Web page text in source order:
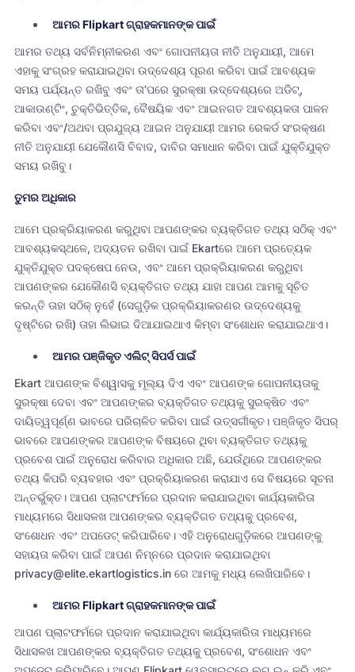
ଆମର Flipkart ଗ୍ରାହକମାନଙ୍କ ପାଇଁ
ଆମର ତଥ୍ୟ ସର୍ବନିମ୍ନୀକରଣ ଏବଂ ଗୋପନୀୟତା ନୀତି ଅନୁଯାୟୀ, ଆମେ
ଏହାକୁ ସଂଗ୍ରହ କରାଯାଇଥିବା ଉଦ୍ଦେଶ୍ୟ ପୂରଣ କରିବା ପାଇଁ ଆବଶ୍ୟକ
ସମୟ ପର୍ଯ୍ୟନ୍ତ ରଖିବୁ ଏବଂ ତା’ପରେ ସୁରକ୍ଷା ଉଦ୍ଦେଶ୍ୟରେ ଅଡିଟ୍,
ଆକାଉଣ୍ଟିଂ, ଚୁକ୍ତିଭିତ୍ତିକ, ବୈଷୟିକ ଏବଂ ଆଇନଗତ ଆବଶ୍ୟକତା ପାଳନ
କରିବା ଏବଂ/ଅଥବା ପ୍ରଯୁଜ୍ୟ ଆଇନ ଅନୁଯାୟୀ ଆମର ରେକର୍ଡ ସଂରକ୍ଷଣ
ନୀତି ଅନୁଯାୟୀ ଯେକୌଣସି ବିବାଦ, ଦାବିର ସମାଧାନ କରିବା ପାଇଁ ଯୁକ୍ତିଯୁକ୍ତ
ସମୟ ରଖିବୁ।
ତୁମର ଅଧିକାର
ଆମେ ପ୍ରକ୍ରିୟାକରଣ କରୁଥିବା ଆପଣଙ୍କର ବ୍ୟକ୍ତିଗତ ତଥ୍ୟ ସଠିକ୍ ଏବଂ
ଆବଶ୍ୟକସ୍ଥଳେ, ଅଦ୍ୟତନ ରଖିବା ପାଇଁ Ekartରେ ଆମେ ପ୍ରତ୍ୟେକ
ଯୁକ୍ତିଯୁକ୍ତ ପଦକ୍ଷେପ ନେଉ, ଏବଂ ଆମେ ପ୍ରକ୍ରିୟାକରଣ କରୁଥିବା
ଆପଣଙ୍କର ଯେକୌଣସି ବ୍ୟକ୍ତିଗତ ତଥ୍ୟ ଯାହା ଆପଣ ଆମକୁ ସୂଚିତ
କରନ୍ତି ତାହା ସଠିକ୍ ନୁହେଁ (ସେଗୁଡ଼ିକ ପ୍ରକ୍ରିୟାକରଣର ଉଦ୍ଦେଶ୍ୟକୁ
ଦୃଷ୍ଟିରେ ରଖି) ତାହା ଲିଭାଇ ଦିଆଯାଇଥାଏ କିମ୍ବା ସଂଶୋଧନ କରାଯାଇଥାଏ।
ଆମର ପଞ୍ଜିକୃତ ଏଲିଟ୍ ସିପର୍ସ ପାଇଁ
Ekart ଆପଣଙ୍କ ବିଶ୍ୱାସକୁ ମୂଲ୍ୟ ଦିଏ ଏବଂ ଆପଣଙ୍କ ଗୋପନୀୟତାକୁ
ସୁରକ୍ଷା ଦେବା ଏବଂ ଆପଣଙ୍କର ବ୍ୟକ୍ତିଗତ ତଥ୍ୟକୁ ସୁରକ୍ଷିତ ଏବଂ
ଦାୟିତ୍ୱପୂର୍ଣ୍ଣ ଭାବରେ ପରିଚାଳିତ କରିବା ପାଇଁ ଉତ୍ସର୍ଗୀକୃତ। ପଞ୍ଜିକୃତ ସିପର୍
ଭାବରେ ଆପଣଙ୍କର ଆପଣଙ୍କ ବିଷୟରେ ଥିବା ବ୍ୟକ୍ତିଗତ ତଥ୍ୟକୁ
ପ୍ରବେଶ ପାଇଁ ଅନୁରୋଧ କରିବାର ଅଧିକାର ଅଛି, ଯେଉଁଥିରେ ଆପଣଙ୍କର
ତଥ୍ୟ କିପରି ବ୍ୟବହାର ଏବଂ ପ୍ରକ୍ରିୟାକରଣ କରାଯାଏ ସେ ବିଷୟରେ ସୂଚନା
ଅନ୍ତର୍ଭୁକ୍ତ। ଆପଣ ପ୍ଲାଟଫର୍ମରେ ପ୍ରଦାନ କରାଯାଇଥିବା କାର୍ଯ୍ୟକାରିତା
ମାଧ୍ୟମରେ ସିଧାସଳଖ ଆପଣଙ୍କର ବ୍ୟକ୍ତିଗତ ତଥ୍ୟକୁ ପ୍ରବେଶ,
ସଂଶୋଧନ ଏବଂ ଅପଡେଟ୍ କରିପାରିବେ। ଏହି ଅନୁରୋଧଗୁଡ଼ିକରେ ଆପଣଙ୍କୁ
ସହାୟତା କରିବା ପାଇଁ ଆପଣ ନିମ୍ନରେ ପ୍ରଦାନ କରାଯାଇଥିବା
privacy@elite.ekartlogistics.in ରେ ଆମକୁ ମଧ୍ୟ ଲେଖିପାରିବେ।
ଆମର Flipkart ଗ୍ରାହକମାନଙ୍କ ପାଇଁ
ଆପଣ ପ୍ଲାଟଫର୍ମରେ ପ୍ରଦାନ କରାଯାଇଥିବା କାର୍ଯ୍ୟକାରିତା ମାଧ୍ୟମରେ
ସିଧାସଳଖ ଆପଣଙ୍କର ବ୍ୟକ୍ତିଗତ ତଥ୍ୟକୁ ପ୍ରବେଶ, ସଂଶୋଧନ ଏବଂ